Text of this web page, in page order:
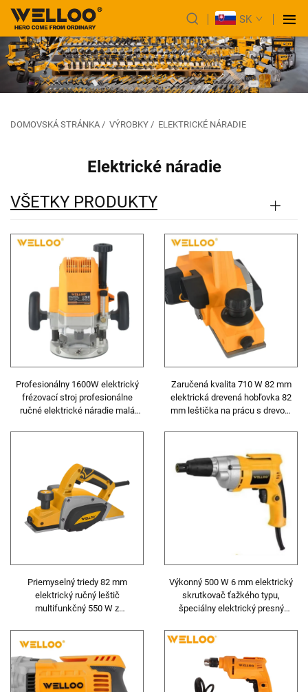
SK
DOMOVSKÁ STRÁNKA / VÝROBKY / ELEKTRICKÉ NÁRADIE
Elektrické náradie
VŠETKY PRODUKTY
Profesionálny 1600W elektrický
frézovací stroj profesionálne
ručné elektrické náradie malá
Zaručená kvalita 710 W 82 mm
elektrická drevená hobľovka 82
mm leštička na prácu s drevom
Priemyselný triedy 82 mm
elektrický ručný leštič
multifunkčný 550 W z
Výkonný 500 W 6 mm elektrický
skrutkovač ťažkého typu,
špeciálny elektrický presný
inžinierstvo